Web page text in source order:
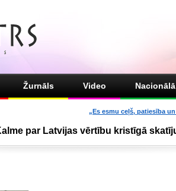
Žurnāls Video
„Es esmu ceļš, patiesība
par Latvijas vērtību kristīgā